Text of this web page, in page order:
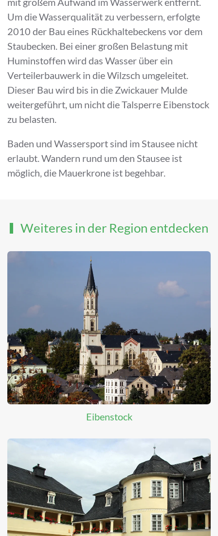
Um die Wasserqualität zu verbessern, erfolgte
2010 der Bau eines Rückhaltebeckens vor dem
Staubecken. Bei einer großen Belastung mit
Huminstoffen wird das Wasser über ein
Verteilerbauwerk in die Wilzsch umgeleitet.
Dieser Bau wird bis in die Zwickauer Mulde
weitergeführt, um nicht die Talsperre Eibenstock
zu belasten.
Baden und Wassersport sind im Stausee nicht
erlaubt. Wandern rund um den Stausee ist
möglich, die Mauerkrone ist begehbar.
Weiteres in der Region entdecken
Eibenstock